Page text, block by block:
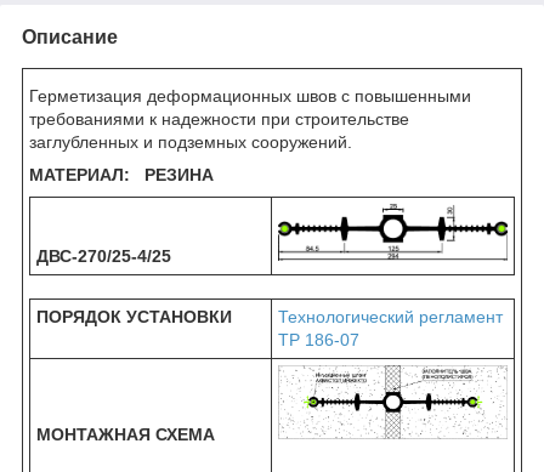
Описание
Герметизация деформационных швов с повышенными
требованиями к надежности при строительстве
заглубленных и подземных сооружений.
МАТЕРИАЛ: РЕЗИНА
ДВС-270/25-4/25
ПОРЯДОК УСТАНОВКИ
Технологический регламент
ТР 186-07
МОНТАЖНАЯ СХЕМА